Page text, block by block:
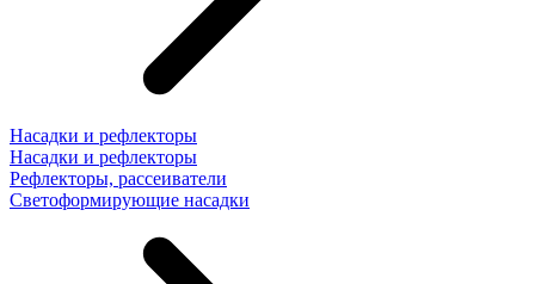
Насадки и рефлекторы
Насадки и рефлекторы
Рефлекторы, рассеиватели
Светоформирующие насадки